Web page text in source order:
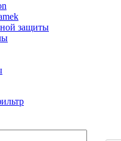
защиты